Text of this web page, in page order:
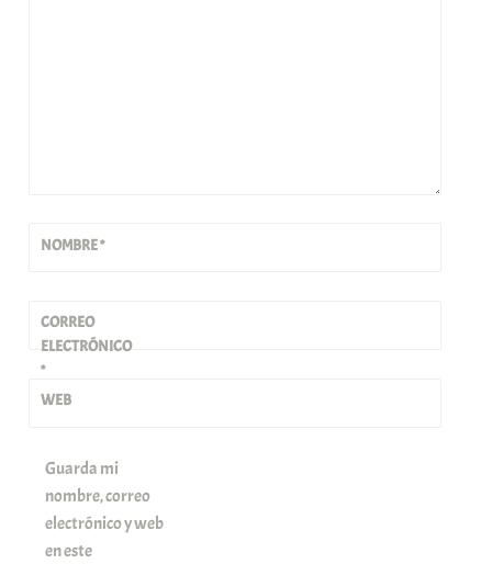
NOMBRE*
CORREO
ELECTRÓNICO
*
WEB
Guarda mi
nombre, correo
electrónico y web
en este